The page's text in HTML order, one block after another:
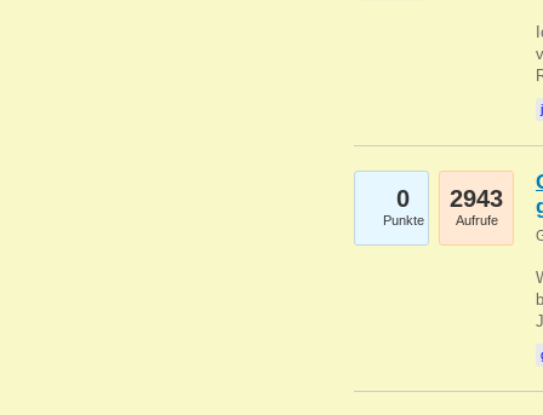
0
Punkte
2943
Aufrufe